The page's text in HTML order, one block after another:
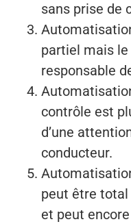
sans prise de
partiel mais
responsable
contrôle est
d’une
conducteur.
peut être
et peut